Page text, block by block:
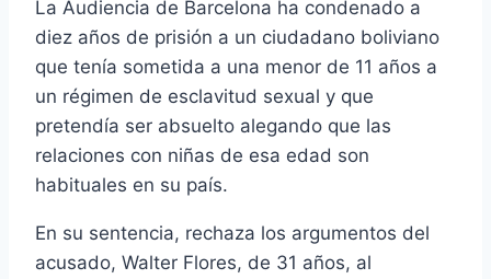
La Audiencia de Barcelona ha condenado a
diez años de prisión a un ciudadano boliviano
que tení­a sometida a una menor de 11 años a
un régimen de esclavitud sexual y que
pretendí­a ser absuelto alegando que las
relaciones con niñas de esa edad son
habituales en su paí­s.
En su sentencia, rechaza los argumentos del
acusado, Walter Flores, de 31 años, al